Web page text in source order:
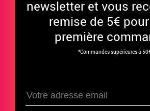
newsletter et vous
remise de 5€
première
*Commandes supérieures à